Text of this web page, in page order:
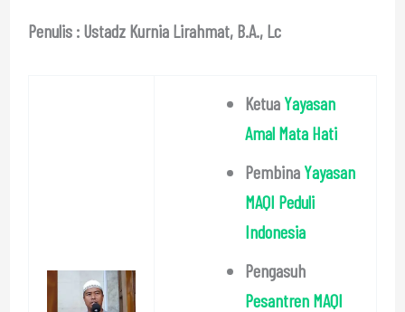
Penulis : Ustadz Kurnia Lirahmat, B.A., Lc
Ketua Yayasan
Amal Mata Hati
Pembina Yayasan
MAQI Peduli
Indonesia
Pengasuh
Pesantren MAQI